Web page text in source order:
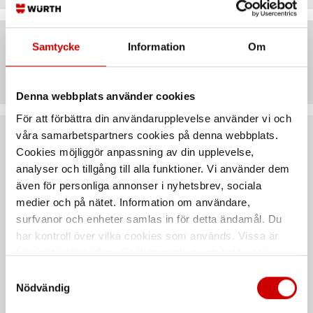
Samtycke Information Om
Denna webbplats använder cookies
För att förbättra din användarupplevelse använder vi och
våra samarbetspartners cookies på denna webbplats.
Cookies möjliggör anpassning av din upplevelse,
analyser och tillgång till alla funktioner. Vi använder dem
även för personliga annonser i nyhetsbrev, sociala
medier och på nätet. Information om användare,
surfvanor och enheter samlas in för detta ändamål. Du
har kontroll över vilka cookies som används. Vissa är
tekniskt nödvändiga. Godkännande av statistik- och
länder utanför EU med olika dataskyddsnormer. Genom
att godkänna samtycker du till sådana överföringar. Läs
Nödvändig
Artiklar
Rekommenderat baserat på vald produkt